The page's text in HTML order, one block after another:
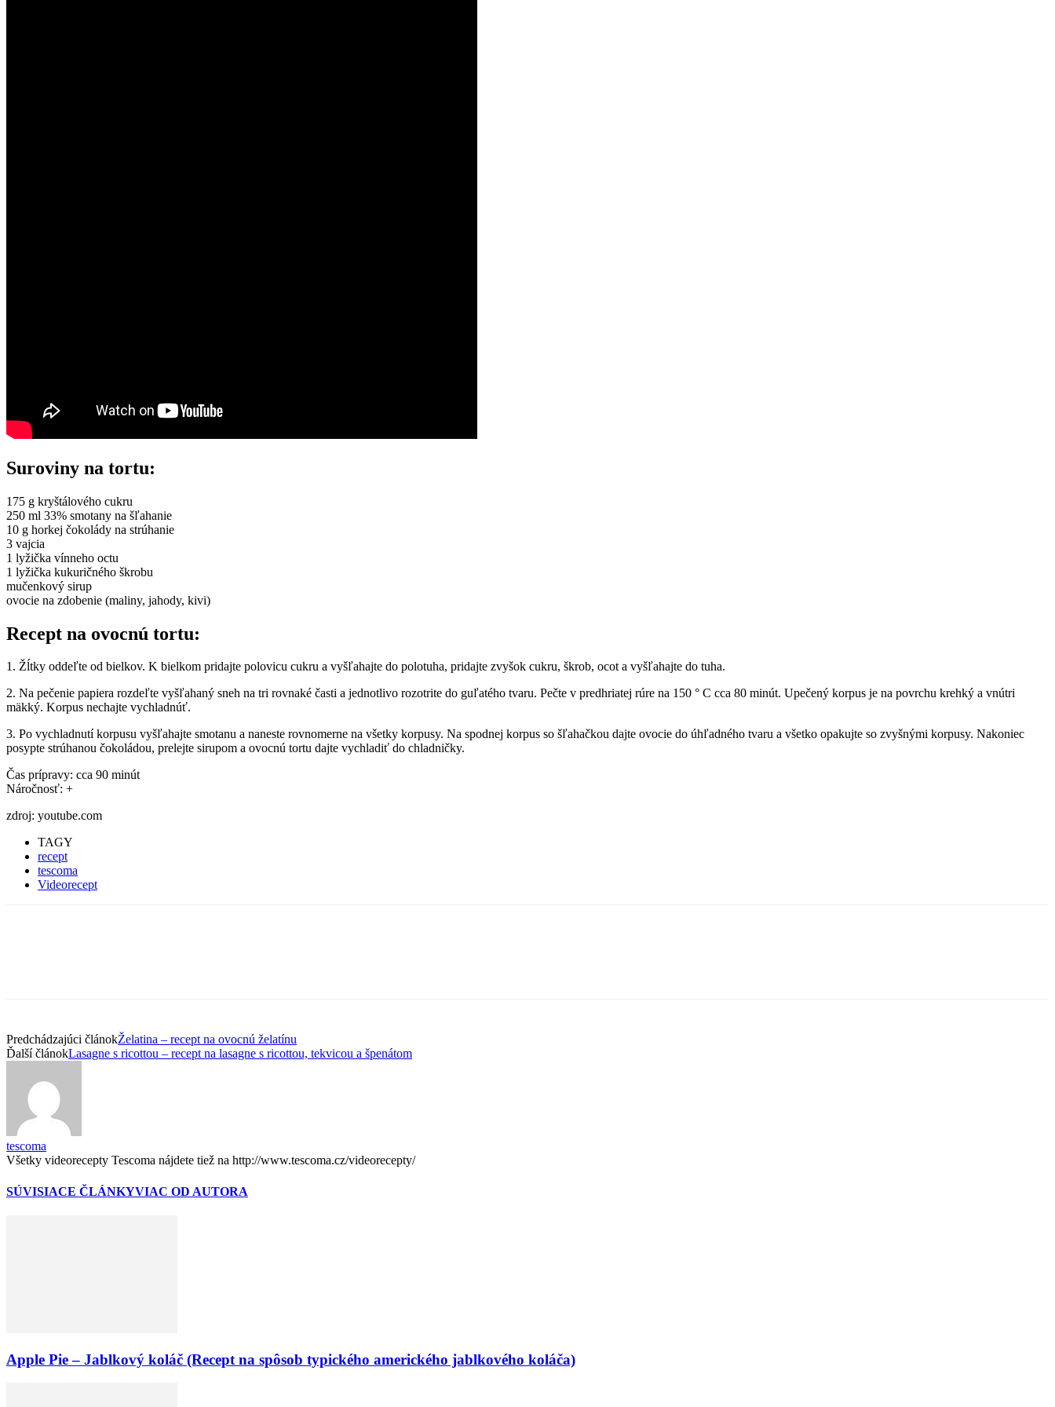
Suroviny na tortu:
175 g kryštálového cukru
250 ml 33% smotany na šľahanie
10 g horkej čokolády na strúhanie
3 vajcia
1 lyžička vínneho octu
1 lyžička kukuričného škrobu
mučenkový sirup
ovocie na zdobenie (maliny, jahody, kivi)
Recept na ovocnú tortu:
1. Žĺtky oddeľte od bielkov. K bielkom pridajte polovicu cukru a vyšľahajte do polotuha, pridajte zvyšok cukru, škrob, ocot a vyšľahajte do tuha.
2. Na pečenie papiera rozdeľte vyšľahaný sneh na tri rovnaké časti a jednotlivo rozotrite do guľatého tvaru. Pečte v predhriatej rúre na 150 ° C cca 80 minút. Upečený korpus je na povrchu krehký a vnútri
mäkký. Korpus nechajte vychladnúť.
3. Po vychladnutí korpusu vyšľahajte smotanu a naneste rovnomerne na všetky korpusy. Na spodnej korpus so šľahačkou dajte ovocie do úhľadného tvaru a všetko opakujte so zvyšnými korpusy. Nakoniec
posypte strúhanou čokoládou, prelejte sirupom a ovocnú tortu dajte vychladiť do chladničky.
Čas prípravy: cca 90 minút
Náročnosť: +
zdroj: youtube.com
TAGY
recept
tescoma
Videorecept
Predchádzajúci článokŽelatina – recept na ovocnú želatínu
Ďalší článokLasagne s ricottou – recept na lasagne s ricottou, tekvicou a špenátom
tescoma
Všetky videorecepty Tescoma nájdete tiež na http://www.tescoma.cz/videorecepty/
SÚVISIACE ČLÁNKYVIAC OD AUTORA
Apple Pie – Jablkový koláč (Recept na spôsob typického amerického jablkového koláča)